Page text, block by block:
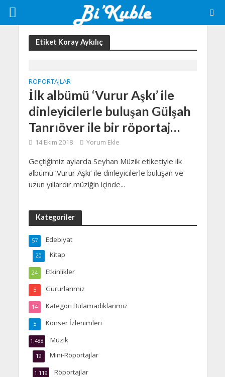
Etiket Koray Aykılıç
RÖPORTAJLAR
İlk albümü ‘Vurur Aşkı’ ile
dinleyicilerle buluşan Gülşah
Tanrıöver ile bir röportaj…
14 Ekim 2018 Yorum Ekle
Geçtiğimiz aylarda Seyhan Müzik etiketiyle ilk
albümü ‘Vurur Aşkı‘ ile dinleyicilerle buluşan ve
uzun yıllardır müziğin içinde...
Kategoriler
Edebiyat
57
Kitap
20
Etkinlikler
24
Gururlarımız
5
Kategori Bulamadıklarımız
14
Konser İzlenimleri
5
Müzik
1.488
Mini-Röportajlar
19
Röportajlar
1.119